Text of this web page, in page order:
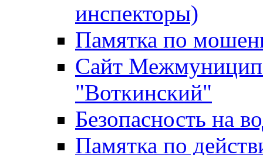
инспекторы)
Памятка по
Сайт
"Воткинский"
Безопасность на
Памятка по